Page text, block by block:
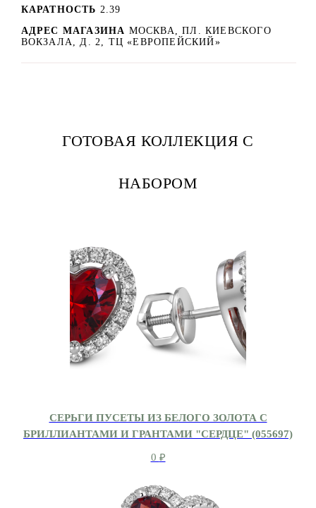
КАРАТНОСТЬ 2.39
АДРЕС МАГАЗИНА МОСКВА, ПЛ. КИЕВСКОГО
ВОКЗАЛА, Д. 2, ТЦ «ЕВРОПЕЙСКИЙ»
ГОТОВАЯ КОЛЛЕКЦИЯ С
НАБОРОМ
СЕРЬГИ ПУСЕТЫ ИЗ БЕЛОГО ЗОЛОТА С
БРИЛЛИАНТАМИ И ГРАНТАМИ "СЕРДЦЕ" (055697)
0 ₽